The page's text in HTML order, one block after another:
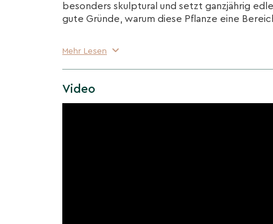
besonders skulptural und setzt ganzjährig
gute Gründe, warum diese Pflanze eine
Ab April/Mai zahlreiche, weiße, glockige
zeitgleich mit dem Austrieb; zart duftend
Feine Mehrstamm-Silhouette & Zierfrüchte
Mehrere Stämme tragen eine natürliche,
Mehr Lesen
Video